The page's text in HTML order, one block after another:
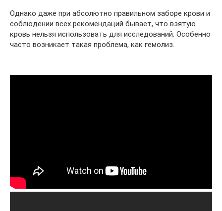
Однако даже при абсолютно правильном заборе крови и
соблюдении всех рекомендаций бывает, что взятую
кровь нельзя использовать для исследований. Особенно
часто возникает такая проблема, как гемолиз.